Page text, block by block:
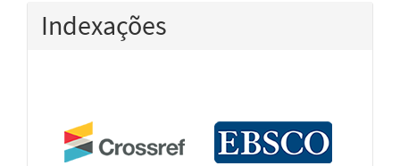
Indexações